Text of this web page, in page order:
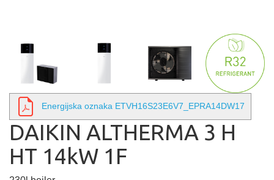
Energijska oznaka ETVH16S23E6V7_EPRA14DW17
DAIKIN ALTHERMA 3 H
HT 14kW 1F